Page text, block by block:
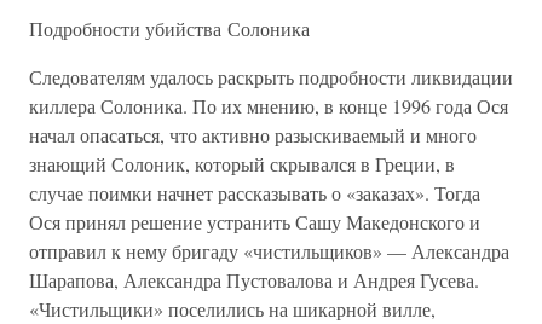
Подробности убийства Солоника
Следователям удалось раскрыть подробности ликвидации
киллера Солоника. По их мнению, в конце 1996 года Ося
начал опасаться, что активно разыскиваемый и много
знающий Солоник, который скрывался в Греции, в
случае поимки начнет рассказывать о «заказах». Тогда
Ося принял решение устранить Сашу Македонского и
отправил к нему бригаду «чистильщиков» — Александра
Шарапова, Александра Пустовалова и Андрея Гусева.
«Чистильщики» поселились на шикарной вилле,